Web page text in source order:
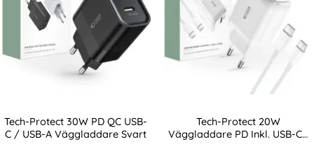
Tech-Protect 30W PD QC USB-
C / USB-A Väggladdare Svart
Tech-Protect 20W
Väggladdare PD Inkl. USB-C -